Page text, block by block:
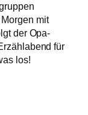
mit
der Opa-
für
los!